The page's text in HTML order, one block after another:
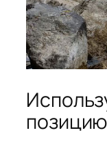
позицию